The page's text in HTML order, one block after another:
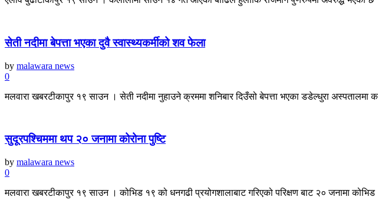
सेती नदीमा बेपत्ता भएका दुवै स्वास्थ्यकर्मीको शव फेला
by malawara news
0
मलवारा खबरटीकापुर १९ साउन । सेती नदीमा नुहाउने क्रममा शनिबार दिउँसो बेपत्ता भएका डडेल्धुरा अस्पतालमा
सुदूरपश्चिममा थप २० जनामा कोरोना पुष्टि
by malawara news
0
मलवारा खबरटीकापुर १९ साउन । कोभिड १९ को धनगढी प्रयोगशालाबाट गरिएको परिक्षण बाट २० जनामा